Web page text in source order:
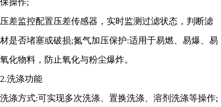
保操作;
压差监控配置压差传感器，实时监测过滤状态，判断滤
材是否堵塞或破损;氮气加压保护:适用于易燃、易爆、易
氧化物料，防止氧化与粉尘爆炸。
2.洗涤功能
洗涤方式:可实现多次洗涤、置换洗涤、溶剂洗涤等操作;